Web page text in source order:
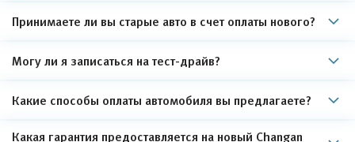
Принимаете ли вы старые авто в счет оплаты нового?
Могу ли я записаться на тест-драйв?
Какие способы оплаты автомобиля вы предлагаете?
Какая гарантия предоставляется на новый Changan